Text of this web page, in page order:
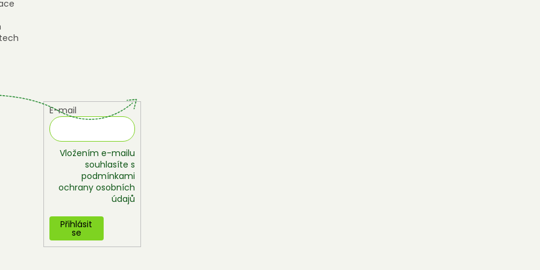
E-mail
Vložením e-mailu
souhlasíte s
podmínkami
ochrany osobních
údajů
Přihlásit
se